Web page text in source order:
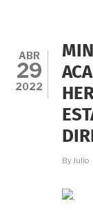
ABR
29
2022
ByJulio